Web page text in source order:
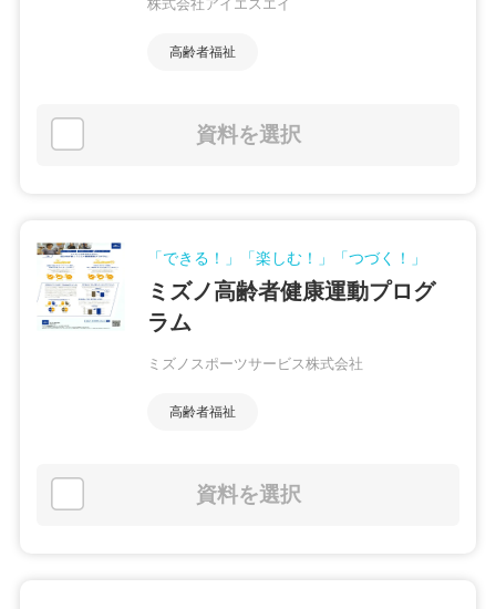
株式会社アイエスエイ
高齢者福祉
資料を選択
「できる！」「楽しむ！」「つづく！」
ミズノ高齢者健康運動プログ
ラム
ミズノスポーツサービス株式会社
高齢者福祉
資料を選択